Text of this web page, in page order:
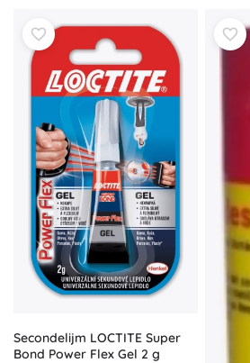
Secondelijm LOCTITE Super
Bond Power Flex Gel 2 g